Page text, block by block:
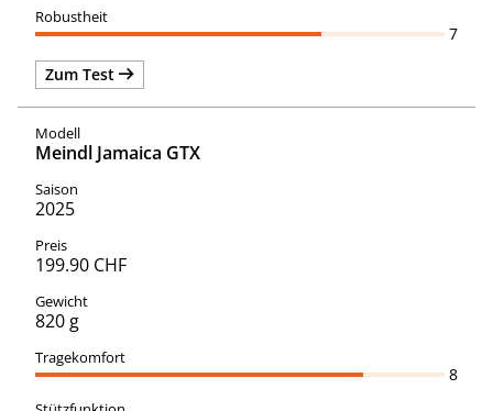
7
Zum Test
Meindl Jamaica GTX
2025
199.90 CHF
820 g
8